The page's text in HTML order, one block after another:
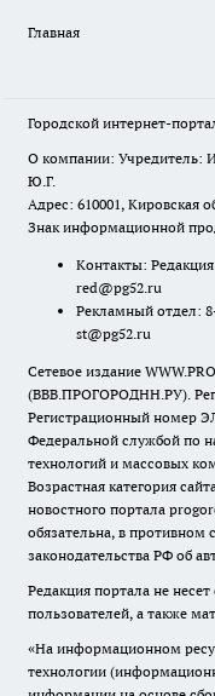
Главная
Городской интернет-
О компании: Учредитель:
Ю.Г.
Адрес: 610001, Кировская
Знак информационной
Контакты:
red@pg52.ru
Рекламный отдел:
st@pg52.ru
Сетевое издание
(ВВВ.ПРОГОРОДНН.РУ).
Регистрационный номер
Федеральной службой по
технологий и массовых
Возрастная категория
новостного портала
обязательна, в противном
законодательства РФ об
Редакция портала не
пользователей, а также
«На информационном
технологии